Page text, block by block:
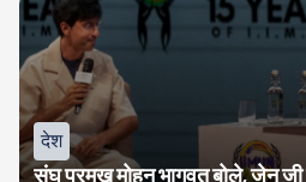
देश
संघ प्रमुख मोहन भागवत बोले, जेन जी